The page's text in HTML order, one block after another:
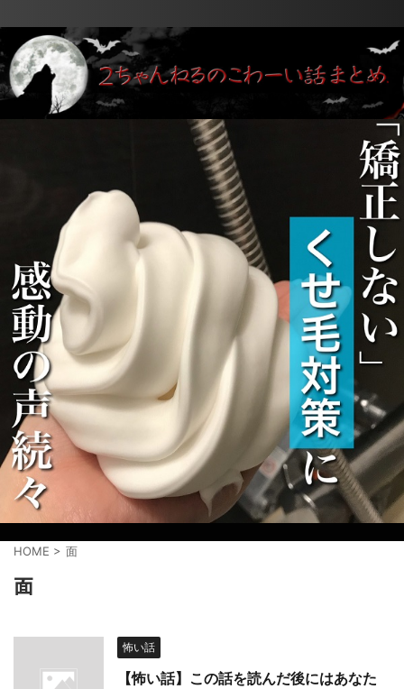
HOME > 面
面
怖い話
【怖い話】この話を読んだ後にはあなた